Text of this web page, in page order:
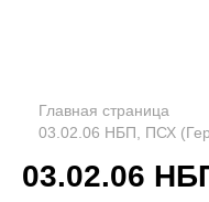
Главная страница
03.02.06 НБП, ПСХ
03.02.06